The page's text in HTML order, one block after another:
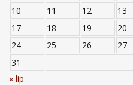
10
11 12 13
17
18 19 20
24
25 26 27
31
« lip